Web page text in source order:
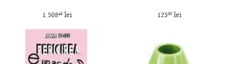
1.50840lei 12500 lei